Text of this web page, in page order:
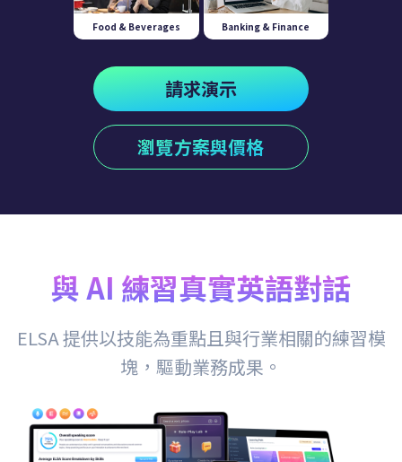
Food & Beverages Banking & Finance
請求演示
瀏覽方案與價格
與 AI 練習真實英語對話
ELSA 提供以技能為重點且與行業相關的練習模
塊，驅動業務成果。